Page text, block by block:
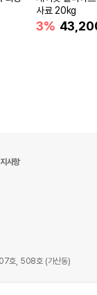
사료 20kg
3%
사항
호, 508호 (가산동)